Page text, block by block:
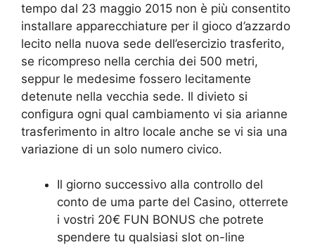
tempo dal 23 maggio 2015 non è più consentito
installare apparecchiature per il gioco d’azzardo
lecito nella nuova sede dell’esercizio trasferito,
se ricompreso nella cerchia dei 500 metri,
seppur le medesime fossero lecitamente
detenute nella vecchia sede. Il divieto si
configura ogni qual cambiamento vi sia arianne
trasferimento in altro locale anche se vi sia una
variazione di un solo numero civico.
Il giorno successivo alla controllo del
conto de uma parte del Casino, otterrete
i vostri 20€ FUN BONUS che potrete
spendere tu qualsiasi slot on-line